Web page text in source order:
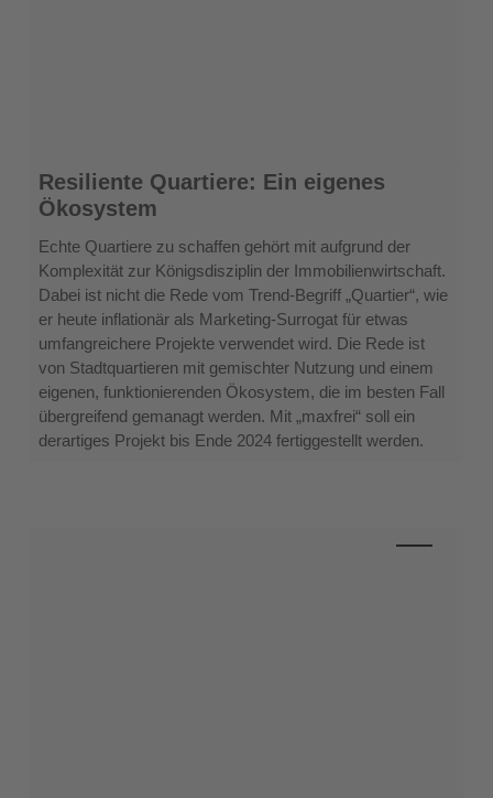
Resiliente
Quartiere:
Ein
eigenes
Ökosystem
Resiliente Quartiere: Ein eigenes
Ökosystem
Echte Quartiere zu schaffen gehört mit aufgrund der
Komplexität zur Königsdisziplin der Immobilienwirtschaft.
Dabei ist nicht die Rede vom Trend-Begriff „Quartier“, wie
er heute inflationär als Marketing-Surrogat für etwas
umfangreichere Projekte verwendet wird. Die Rede ist
von Stadtquartieren mit gemischter Nutzung und einem
eigenen, funktionierenden Ökosystem, die im besten Fall
übergreifend gemanagt werden. Mit „maxfrei“ soll ein
derartiges Projekt bis Ende 2024 fertiggestellt werden.